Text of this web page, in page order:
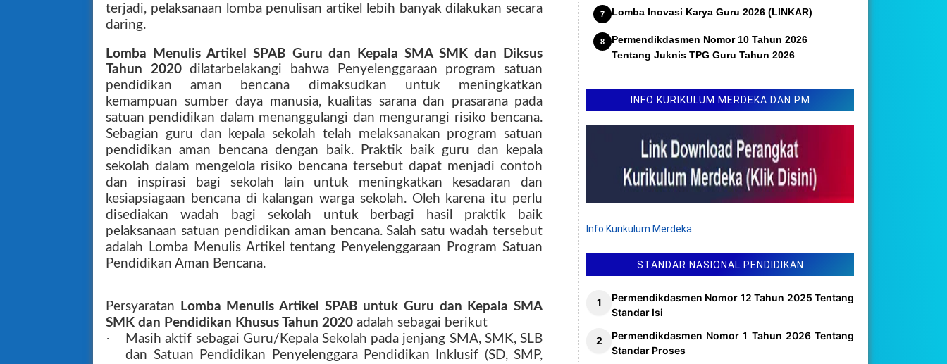
terjadi, pelaksanaan lomba penulisan artikel lebih banyak dilakukan secara
daring.
Lomba Menulis Artikel SPAB Guru dan Kepala SMA SMK dan Diksus
Tahun 2020
dilatarbelakangi bahwa Penyelenggaraan program satuan
pendidikan aman bencana dimaksudkan untuk meningkatkan
kemampuan sumber daya manusia, kualitas sarana dan prasarana pada
satuan pendidikan dalam menanggulangi dan mengurangi risiko bencana.
Sebagian guru dan kepala sekolah telah melaksanakan program satuan
pendidikan aman bencana dengan baik. Praktik baik guru dan kepala
sekolah dalam mengelola risiko bencana tersebut dapat menjadi contoh
dan inspirasi bagi sekolah lain untuk meningkatkan kesadaran dan
kesiapsiagaan bencana di kalangan warga sekolah. Oleh karena itu perlu
disediakan wadah bagi sekolah untuk berbagi hasil praktik baik
pelaksanaan satuan pendidikan aman bencana. Salah satu wadah tersebut
adalah Lomba Menulis Artikel tentang Penyelenggaraan Program Satuan
Pendidikan Aman Bencana.
Persyaratan
Lomba Menulis Artikel SPAB untuk Guru dan Kepala SMA
SMK dan Pendidikan Khusus Tahun 2020 adalah sebagai berikut
·
Masih aktif sebagai Guru/Kepala Sekolah pada jenjang SMA, SMK, SLB
dan Satuan Pendidikan Penyelenggara Pendidikan Inklusif (SD, SMP,
Lomba Inovasi Karya Guru 2026 (LINKAR)
Permendikdasmen Nomor 10 Tahun 2026
Tentang Juknis TPG Guru Tahun 2026
INFO KURIKULUM MERDEKA DAN PM
Info Kurikulum Merdeka
STANDAR NASIONAL PENDIDIKAN
Permendikdasmen Nomor 12 Tahun 2025 Tentang
Standar Isi
Permendikdasmen Nomor 1 Tahun 2026 Tentang
Standar Proses